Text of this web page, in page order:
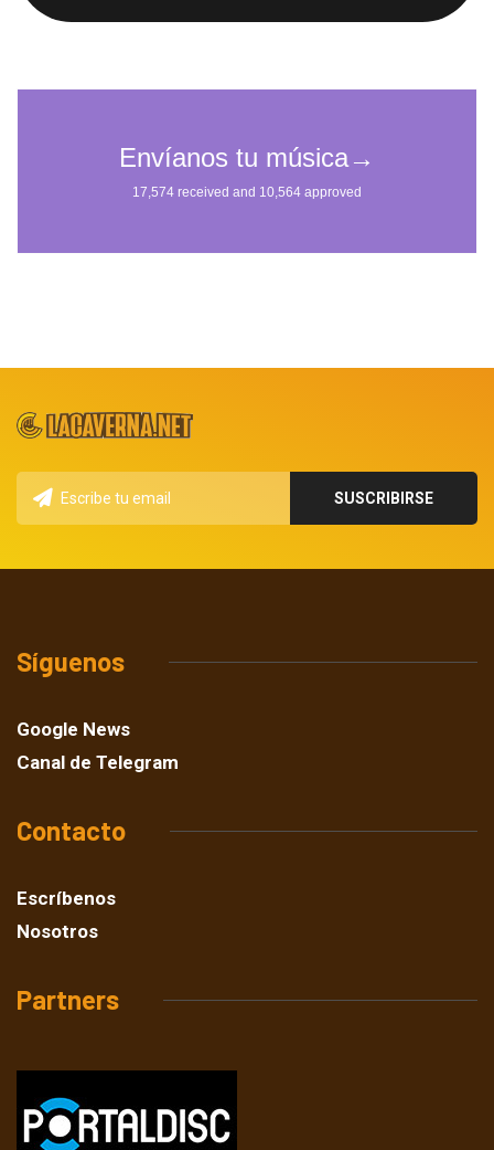
Síguenos
Google News
Canal de Telegram
Contacto
Escríbenos
Nosotros
Partners